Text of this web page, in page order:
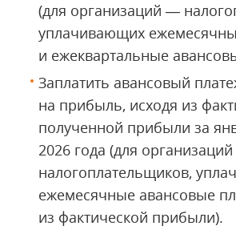
(для организаций —
уплачивающих
и ежеквартальные
Заплатить авансовый
на прибыль, исходя из
полученной прибыли за
2026 года (для
налогоплательщиков,
ежемесячные авансовые
из фактической прибыли).